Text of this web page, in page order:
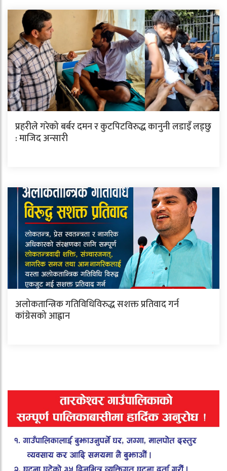
प्रहरीले गरेको बर्बर दमन र कुटपिटविरुद्ध कानुनी लडाइँ लड्छु
: माजिद अन्सारी
अलोकतान्त्रिक गतिविधिविरुद्ध सशक्त प्रतिवाद गर्न
कांग्रेसको आह्वान